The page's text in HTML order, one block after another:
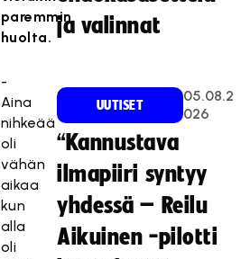
paremmin
huolta.
-
Aina
nihkeää
oli
vähän
aikaa
kun
alla
oli
ja valinnat
UUTISET
05.08.2
026
“Kannustava
ilmapiiri syntyy
yhdessä – Reilu
Aikuinen -pilotti